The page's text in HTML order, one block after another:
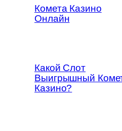
Комета Казино
Онлайн
Какой Слот
Выигрышный
Казино?